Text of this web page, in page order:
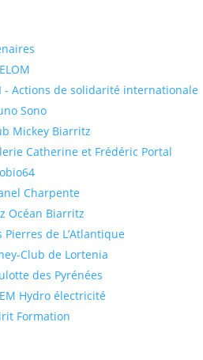
- Actions de solidarité internationale
Sono
Mickey Biarritz
Catherine et Frédéric Portal
Charpente
Océan Biarritz
Pierres de L’Atlantique
Club de Lortenia
des Pyrénées
Hydro électricité
Formation